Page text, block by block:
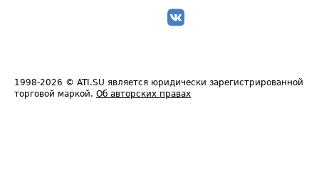
1998-2026 © ATI.SU является юридически зарегистрированной
торговой маркой. Об авторских правах